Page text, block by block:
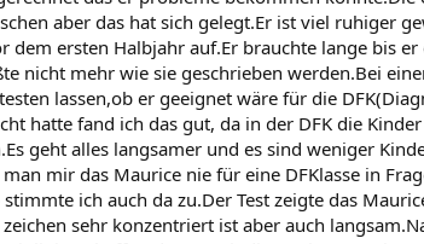
aber das hat sich gelegt.Er ist viel ruhiger
dem ersten Halbjahr auf.Er brauchte lange bis
nicht mehr wie sie geschrieben werden.Bei
lassen,ob er geeignet wäre für die
hatte fand ich das gut, da in der DFK die
geht alles langsamer und es sind weniger
man mir das Maurice nie für eine DFKlasse in
ich auch da zu.Der Test zeigte das
sehr konzentriert ist aber auch